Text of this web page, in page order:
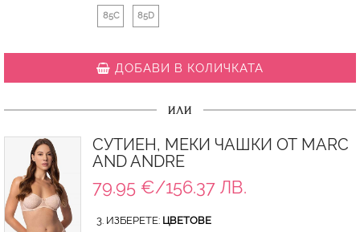
85C 85D
ДОБАВИ В КОЛИЧКАТА
ИЛИ
СУТИЕН, МЕКИ ЧАШКИ ОТ MARC
AND ANDRE
79.95 €/156.37 ЛВ.
3. ИЗБЕРЕТЕ: ЦВЕТОВЕ